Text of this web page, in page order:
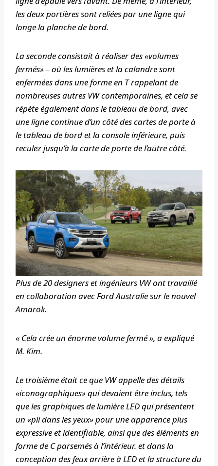
les deux portières sont reliées par une ligne qui
longe la planche de bord.
La seconde consistait à réaliser des «volumes
fermés» – où les lumières et la calandre sont
enfermées dans une forme en T rappelant de
nombreuses autres VW contemporaines, et cela se
répète également dans le tableau de bord, avec
une ligne continue d’un côté des cartes de porte à
le tableau de bord et la console inférieure, puis
reculez jusqu’à la carte de porte de l’autre côté.
Plus de 20 designers et ingénieurs VW ont travaillé
en collaboration avec Ford Australie sur le nouvel
Amarok.
« Cela crée un énorme volume fermé », a expliqué
M. Kim.
Le troisième était ce que VW appelle des détails
«iconographiques» qui devaient être inclus, tels
que les graphiques de lumière LED qui présentent
un «pli dans les yeux» pour une apparence plus
expressive et identifiable, ainsi que des éléments en
forme de C parsemés à l’intérieur. et dans la
conception des feux arrière à LED et la structure du